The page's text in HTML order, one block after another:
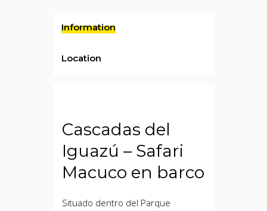
Information
Location
Cascadas del
Iguazú – Safari
Macuco en barco
Situado dentro del Parque